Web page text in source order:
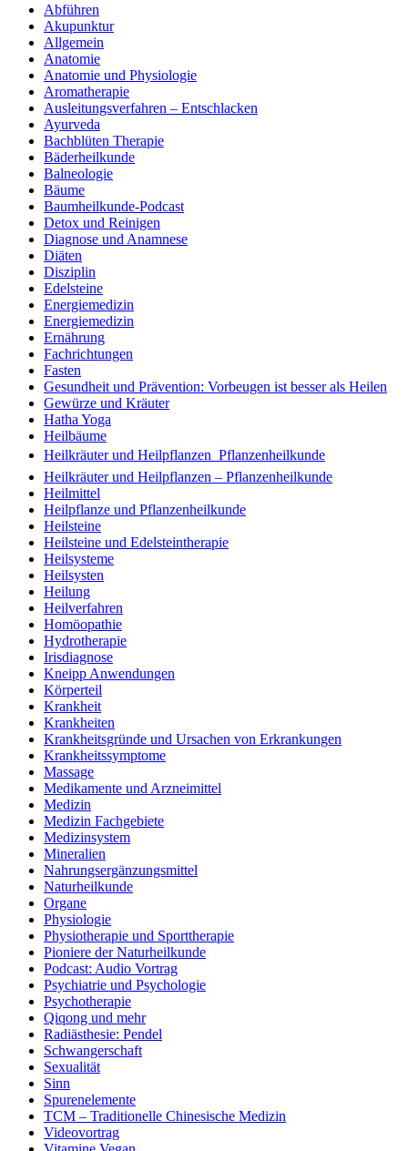
Abführen
Akupunktur
Allgemein
Anatomie
Anatomie und Physiologie
Aromatherapie
Ausleitungsverfahren – Entschlacken
Ayurveda
Bachblüten Therapie
Bäderheilkunde
Balneologie
Bäume
Baumheilkunde-Podcast
Detox und Reinigen
Diagnose und Anamnese
Diäten
Disziplin
Edelsteine
Energiemedizin
Energiemedizin
Ernährung
Fachrichtungen
Fasten
Gesundheit und Prävention: Vorbeugen ist besser als Heilen
Gewürze und Kräuter
Hatha Yoga
Heilbäume
Heilkräuter und Heilpflanzen  Pflanzenheilkunde
Heilkräuter und Heilpflanzen – Pflanzenheilkunde
Heilmittel
Heilpflanze und Pflanzenheilkunde
Heilsteine
Heilsteine und Edelsteintherapie
Heilsysteme
Heilsysten
Heilung
Heilverfahren
Homöopathie
Hydrotherapie
Irisdiagnose
Kneipp Anwendungen
Körperteil
Krankheit
Krankheiten
Krankheitsgründe und Ursachen von Erkrankungen
Krankheitssymptome
Massage
Medikamente und Arzneimittel
Medizin
Medizin Fachgebiete
Medizinsystem
Mineralien
Nahrungsergänzungsmittel
Naturheilkunde
Organe
Physiologie
Physiotherapie und Sporttherapie
Pioniere der Naturheilkunde
Podcast: Audio Vortrag
Psychiatrie und Psychologie
Psychotherapie
Qiqong und mehr
Radiästhesie: Pendel
Schwangerschaft
Sexualität
Sinn
Spurenelemente
TCM – Traditionelle Chinesische Medizin
Videovortrag